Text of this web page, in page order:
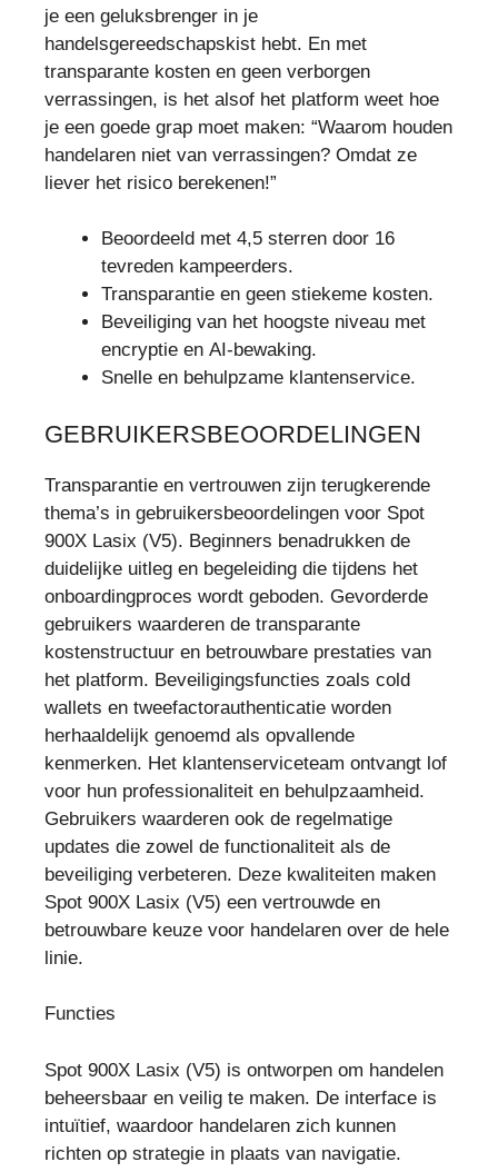
je een geluksbrenger in je
handelsgereedschapskist hebt. En met
transparante kosten en geen verborgen
verrassingen, is het alsof het platform weet hoe
je een goede grap moet maken: “Waarom houden
handelaren niet van verrassingen? Omdat ze
liever het risico berekenen!”
Beoordeeld met 4,5 sterren door 16
tevreden kampeerders.
Transparantie en geen stiekeme kosten.
Beveiliging van het hoogste niveau met
encryptie en AI-bewaking.
Snelle en behulpzame klantenservice.
GEBRUIKERSBEOORDELINGEN
Transparantie en vertrouwen zijn terugkerende
thema’s in gebruikersbeoordelingen voor Spot
900X Lasix (V5). Beginners benadrukken de
duidelijke uitleg en begeleiding die tijdens het
onboardingproces wordt geboden. Gevorderde
gebruikers waarderen de transparante
kostenstructuur en betrouwbare prestaties van
het platform. Beveiligingsfuncties zoals cold
wallets en tweefactorauthenticatie worden
herhaaldelijk genoemd als opvallende
kenmerken. Het klantenserviceteam ontvangt lof
voor hun professionaliteit en behulpzaamheid.
Gebruikers waarderen ook de regelmatige
updates die zowel de functionaliteit als de
beveiliging verbeteren. Deze kwaliteiten maken
Spot 900X Lasix (V5) een vertrouwde en
betrouwbare keuze voor handelaren over de hele
linie.
Functies
Spot 900X Lasix (V5) is ontworpen om handelen
beheersbaar en veilig te maken. De interface is
intuïtief, waardoor handelaren zich kunnen
richten op strategie in plaats van navigatie.